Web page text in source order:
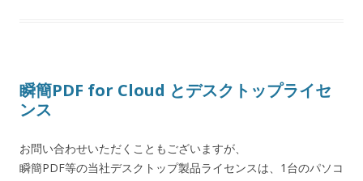
瞬簡PDF for Cloud とデスクトップライセ
ンス
お問い合わせいただくこともございますが、
瞬簡PDF等の当社デスクトップ製品ライセンスは、1台のパソコ